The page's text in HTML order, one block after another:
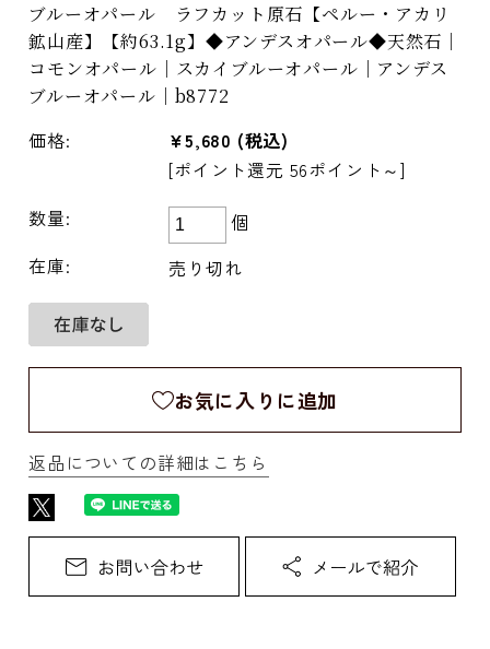
ブルーオパール ラフカット原石【ペルー・アカリ
鉱山産】【約63.1g】◆アンデスオパール◆天然石｜
コモンオパール｜スカイブルーオパール｜アンデス
ブルーオパール｜b8772
価格: ¥5,680 (税込)
[ポイント還元 56ポイント～]
数量:
個
在庫:
売り切れ
お気に入りに追加
返品についての詳細はこちら